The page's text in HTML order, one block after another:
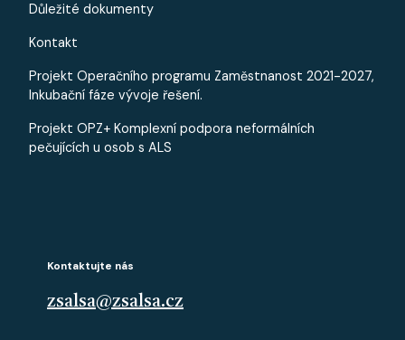
PATICKA - MALE
Důležité dokumenty
Kontakt
Projekt Operačního programu Zaměstnanost 2021-2027,
Inkubační fáze vývoje řešení.
Projekt OPZ+ Komplexní podpora neformálních
pečujících u osob s ALS
Kontaktujte nás
zsalsa@zsalsa.cz